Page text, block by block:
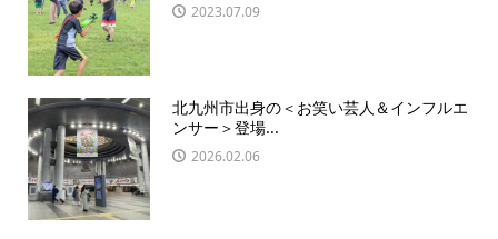
2023.07.09
北九州市出身の＜お笑い芸人＆インフルエ
ンサー＞登場...
2026.02.06